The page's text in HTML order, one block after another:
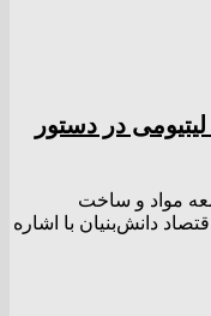
لیتیومی در دستور
مواد و ساخت
دانش‌بنیان با اشاره